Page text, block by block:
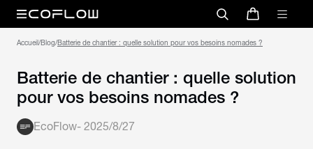
Accueil/Blog/Batterie de chantier : quelle solution pour vos besoins nomades ?
Batterie de chantier : quelle solution
pour vos besoins nomades ?
EcoFlow- 2025/8/27